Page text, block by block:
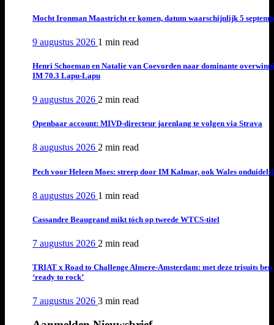
Mocht Ironman Maastricht er komen, datum waarschijnlijk 5
9 augustus 2026 1 min read
Henri Schoeman en Natalie van Coevorden naar dominante
IM 70.3 Lapu-Lapu
9 augustus 2026 2 min read
Openbaar account: MIVD-directeur jarenlang te volgen via Strava
8 augustus 2026 2 min read
Pech voor Heleen Moes: streep door IM Kalmar, ook Wales
8 augustus 2026 1 min read
Cassandre Beaugrand mikt tóch op tweede WTCS-titel
7 augustus 2026 2 min read
TRIAT x Road to Challenge Almere-Amsterdam: met deze trisuits ben
‘ready to rock’
7 augustus 2026 3 min read